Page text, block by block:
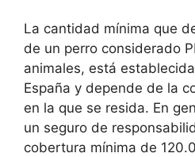
La cantidad mínima que
de un perro considerado
animales, está
España y depende de la
en la que se resida. En
un seguro de
cobertura mínima de